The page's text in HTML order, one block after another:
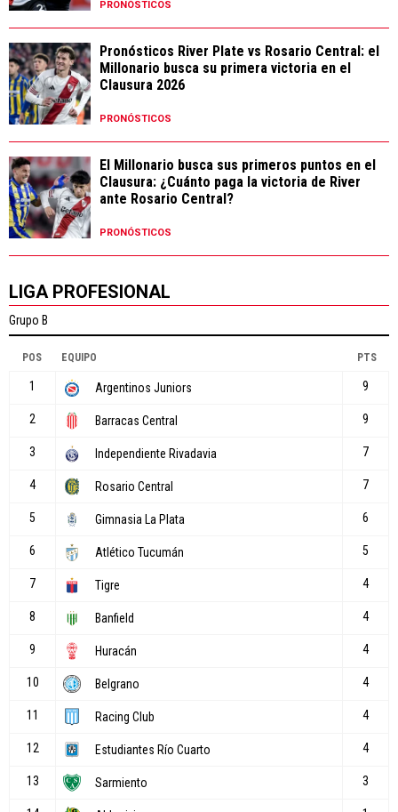
PRONÓSTICOS
Pronósticos River Plate vs Rosario Central: el
Millonario busca su primera victoria en el
Clausura 2026
PRONÓSTICOS
El Millonario busca sus primeros puntos en el
Clausura: ¿Cuánto paga la victoria de River
ante Rosario Central?
PRONÓSTICOS
LIGA PROFESIONAL